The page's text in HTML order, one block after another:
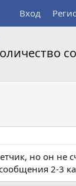
Вход
но он не
2-3